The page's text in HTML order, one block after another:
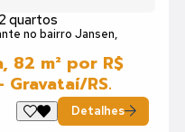
quartos
no bairro Jansen,
82 m² por R$
RS.
Detalhes